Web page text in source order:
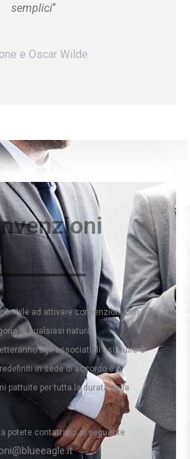
semplici“
e Oscar Wilde
ad attivare convenzioni con
di qualsiasi natura.
agli associati di usufruire di
in sede di accordo e o
pattuite per tutta la durata della
potete contattarci al seguente